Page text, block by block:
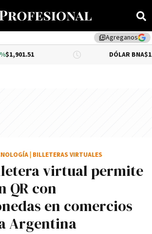
library_addAgreganos
DÓLAR BNA $1,520.00
virtual permite
QR con
en comercios
Argentina
BILLETERAS VIRTUALES